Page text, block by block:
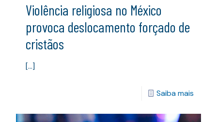
Violência religiosa no México
provoca deslocamento forçado de
cristãos
[…]
Saiba mais